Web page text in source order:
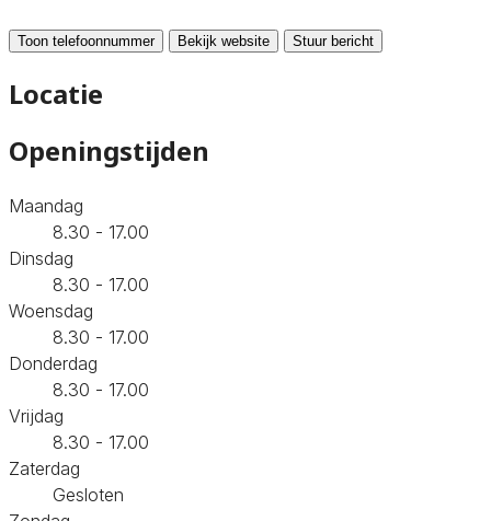
Toon telefoonnummer Bekijk website Stuur bericht
Locatie
Openingstijden
Maandag
8.30 - 17.00
Dinsdag
8.30 - 17.00
Woensdag
8.30 - 17.00
Donderdag
8.30 - 17.00
Vrijdag
8.30 - 17.00
Zaterdag
Gesloten